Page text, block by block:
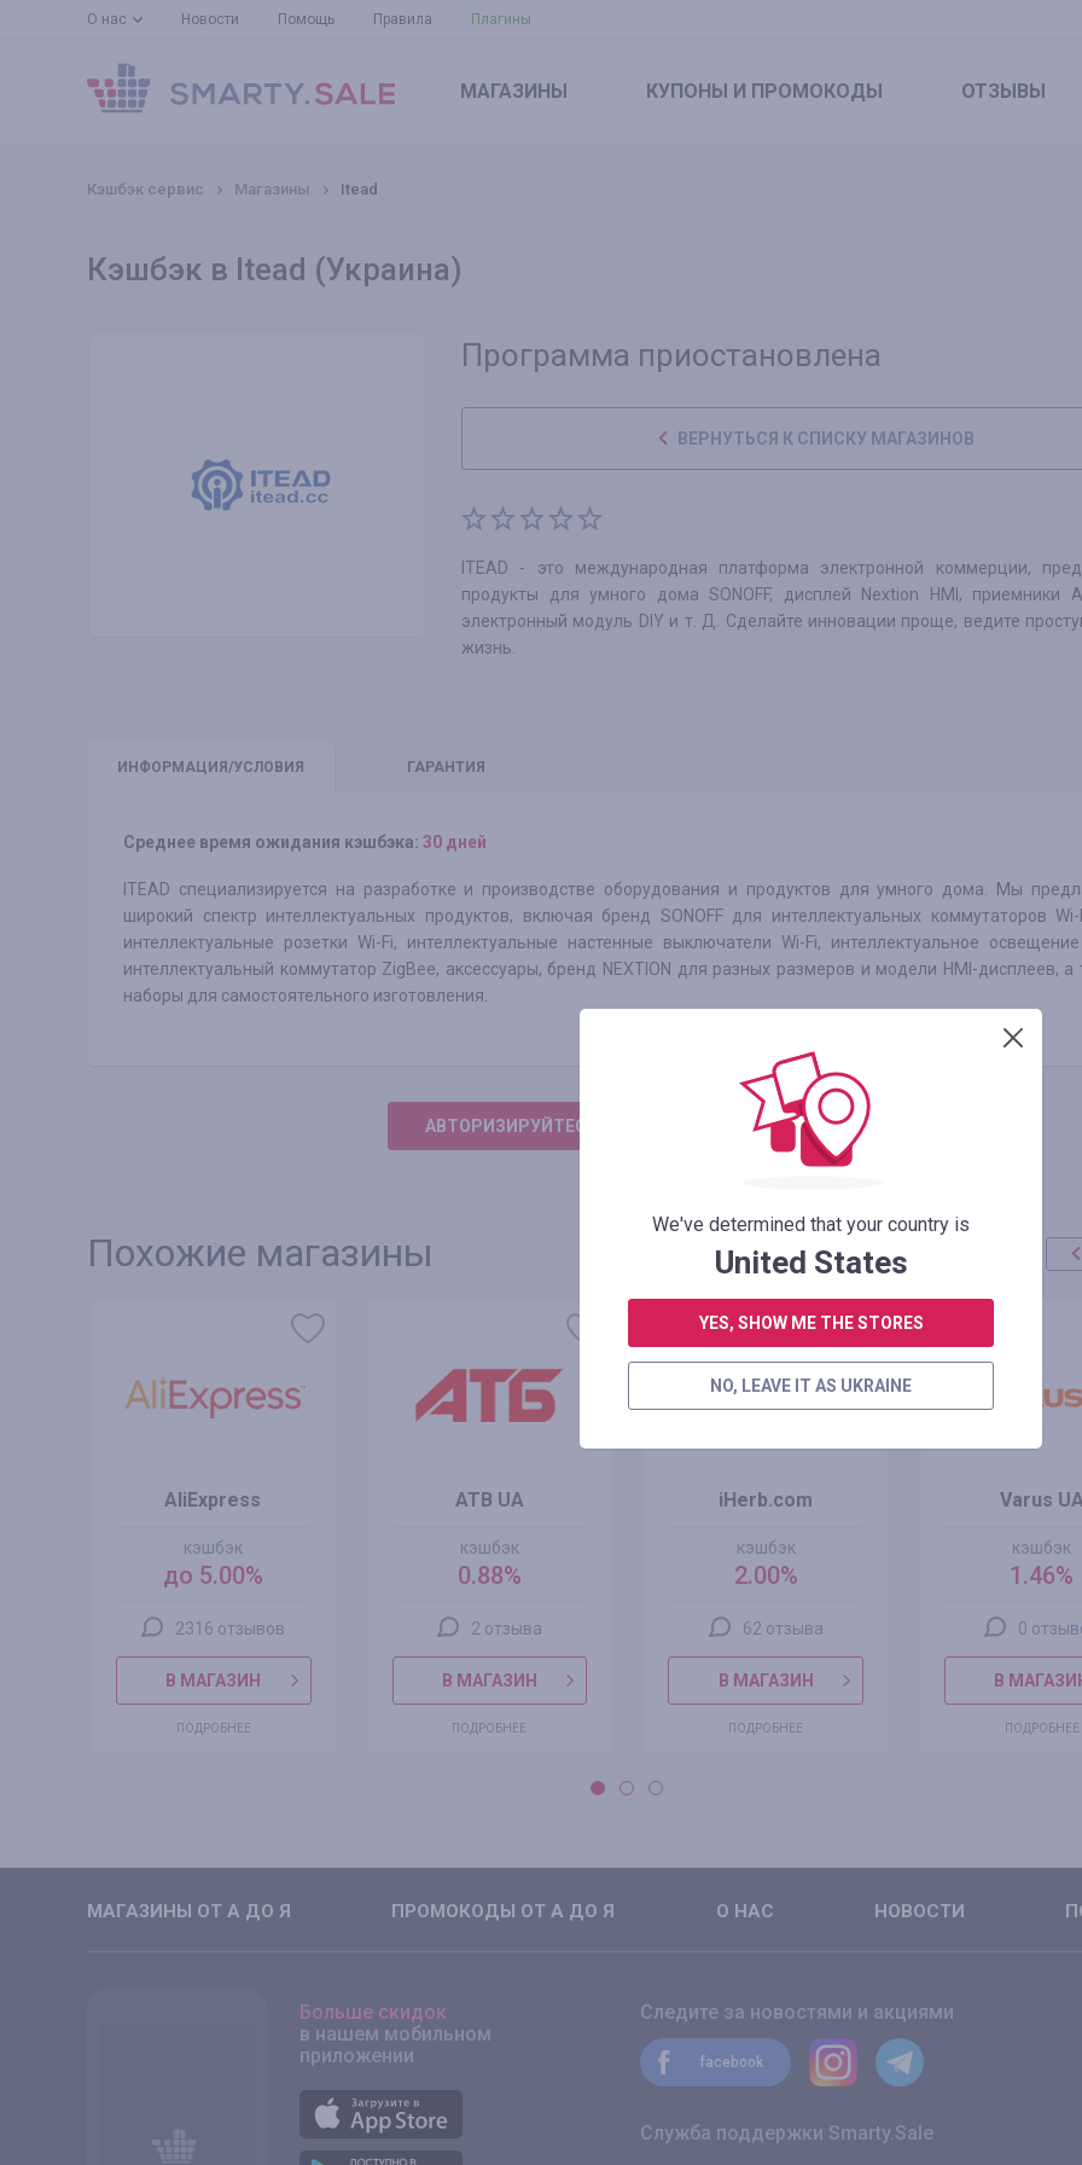
О нас Новости Помощь Правила Плагины
МАГАЗИНЫ КУПОНЫ И ПРОМОКОДЫ ОТЗЫВЫ
Кэшбэк сервис Магазины Itead
Кэшбэк в Itead (Украина)
Программа приостановлена
ВЕРНУТЬСЯ К СПИСКУ МАГАЗИНОВ
ITEAD - это международная платформа электронной коммерции,
продукты для умного дома SONOFF, дисплей Nextion HMI, приемники
электронный модуль DIY и т. Д. Сделайте инновации проще, ведите
жизнь.
ИНФО РМАЦИЯ/УСЛОВИЯ ГАРАНТИЯ
Среднее время ожидания кэшбэка: 30 дней
ITEAD специализируется на разработке и производстве оборудования и продуктов для умного дома. Мы
широкий спектр интеллектуальных продуктов, включая бренд SONOFF для интеллектуальных коммутаторов Wi-
интеллектуальные розетки Wi-Fi, интеллектуальные настенные выключатели Wi-Fi, интеллектуальное освещение
интеллектуальный коммутатор ZigBee, аксессуары, бренд NEXTION для разных размеров и модели HMI-дисплеев, а
наборы для самостоятельного изготовления.
АВТОРИЗИРУЙТЕСЬ, ЧТОБЫ ОСТАВИТЬ ОТЗЫВ
Похожие магазины
AliExpress
кэшбэк
до 5.00%
2316 отзывов
В МАГАЗИН
ПОДРОБНЕЕ
ATB UA
кэшбэк
0.88%
2 отзыва
В МАГАЗИН
ПОДРОБНЕЕ
iHerb.com
кэшбэк
2.00%
62 отзыва
В МАГАЗИН
ПОДРОБНЕЕ
Varus
кэшбэк
1.46%
0
В
ПОДРОБНЕЕ
МАГАЗИНЫ ОТ А ДО Я ПРОМОКОДЫ ОТ А ДО Я О НАС НОВОСТИ
Больше скидок
в нашем мобильном
приложении
Следите за новостями и акциями
facebook
Служба поддержки Smarty.Sale
We've determined that your country is
United States
YES, SHOW ME THE STORES
NO, LEAVE IT AS UKRAINE